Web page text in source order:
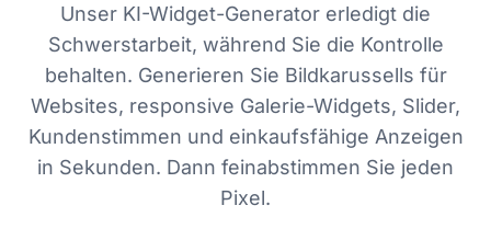
Unser KI-Widget-Generator erledigt die
Schwerstarbeit, während Sie die Kontrolle
behalten. Generieren Sie Bildkarussells für
Websites, responsive Galerie-Widgets, Slider,
Kundenstimmen und einkaufsfähige Anzeigen
in Sekunden. Dann feinabstimmen Sie jeden
Pixel.